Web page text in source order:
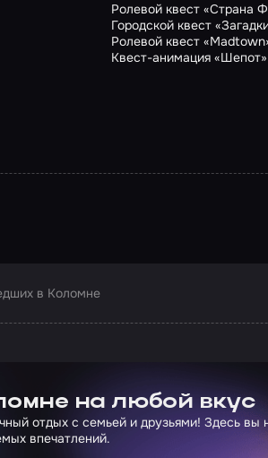
Ролевой квест «Страна
Городской квест
Ролевой квест
Квест-анимация «Шепот»
в Коломне
на любой вкус
отдых с семьей и друзьями! Здесь
впечатлений.